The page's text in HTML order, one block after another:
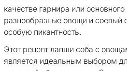
качестве гарнира или
разнообразные овощи и соевый
особую пикантность.
Этот рецепт лапши соба с
является идеальным выбором